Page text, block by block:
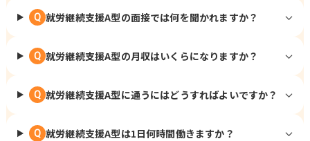
Q 就労継続支援A型の面接では何を聞かれますか？
Q 就労継続支援A型の月収はいくらになりますか？
Q 就労継続支援A型に通うにはどうすればよいですか？
Q 就労継続支援A型は1日何時間働きますか？